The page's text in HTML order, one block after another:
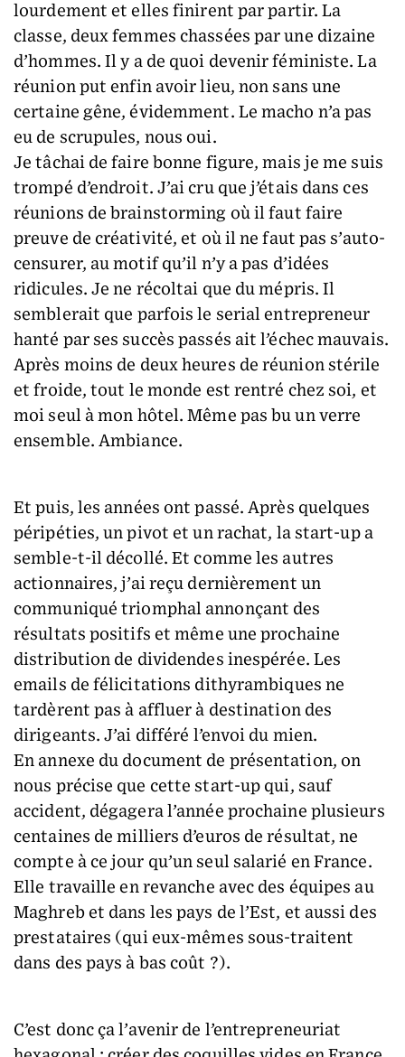
lourdement et elles finirent par partir. La
classe, deux femmes chassées par une dizaine
d’hommes. Il y a de quoi devenir féministe. La
réunion put enfin avoir lieu, non sans une
certaine gêne, évidemment. Le macho n’a pas
eu de scrupules, nous oui.
Je tâchai de faire bonne figure, mais je me suis
trompé d’endroit. J’ai cru que j’étais dans ces
réunions de brainstorming où il faut faire
preuve de créativité, et où il ne faut pas s’auto-
censurer, au motif qu’il n’y a pas d’idées
ridicules. Je ne récoltai que du mépris. Il
semblerait que parfois le serial entrepreneur
hanté par ses succès passés ait l’échec mauvais.
Après moins de deux heures de réunion stérile
et froide, tout le monde est rentré chez soi, et
moi seul à mon hôtel. Même pas bu un verre
ensemble. Ambiance.
Et puis, les années ont passé. Après quelques
péripéties, un pivot et un rachat, la start-up a
semble-t-il décollé. Et comme les autres
actionnaires, j’ai reçu dernièrement un
communiqué triomphal annonçant des
résultats positifs et même une prochaine
distribution de dividendes inespérée. Les
emails de félicitations dithyrambiques ne
tardèrent pas à affluer à destination des
dirigeants. J’ai différé l’envoi du mien.
En annexe du document de présentation, on
nous précise que cette start-up qui, sauf
accident, dégagera l’année prochaine plusieurs
centaines de milliers d’euros de résultat, ne
compte à ce jour qu’un seul salarié en France.
Elle travaille en revanche avec des équipes au
Maghreb et dans les pays de l’Est, et aussi des
prestataires (qui eux-mêmes sous-traitent
dans des pays à bas coût ?).
C’est donc ça l’avenir de l’entrepreneuriat